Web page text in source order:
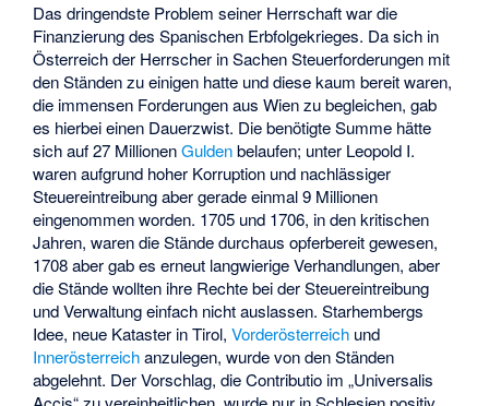
Das dringendste Problem seiner Herrschaft war die
Finanzierung des Spanischen Erbfolgekrieges. Da sich in
Österreich der Herrscher in Sachen Steuerforderungen mit
den Ständen zu einigen hatte und diese kaum bereit waren,
die immensen Forderungen aus Wien zu begleichen, gab
es hierbei einen Dauerzwist. Die benötigte Summe hätte
sich auf 27 MillionenGuldenbelaufen; unter Leopold I.
waren aufgrund hoher Korruption und nachlässiger
Steuereintreibung aber gerade einmal 9 Millionen
eingenommen worden. 1705 und 1706, in den kritischen
Jahren, waren die Stände durchaus opferbereit gewesen,
1708 aber gab es erneut langwierige Verhandlungen, aber
die Stände wollten ihre Rechte bei der Steuereintreibung
und Verwaltung einfach nicht auslassen. Starhembergs
Idee, neue Kataster in Tirol,Vorderösterreich und
Innerösterreichanzulegen, wurde von den Ständen
abgelehnt. Der Vorschlag, die Contributio im „Universalis